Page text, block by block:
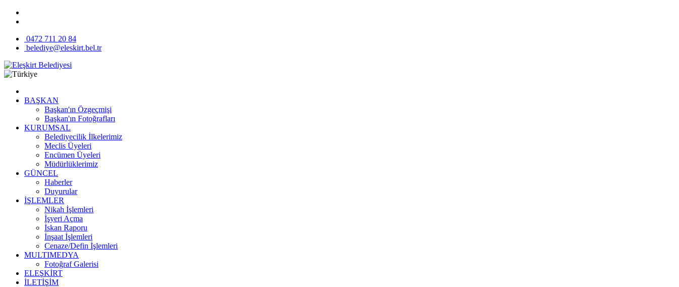
0472 711 20 84
belediye@eleskirt.bel.tr
BAŞKAN
Başkan'ın Özgeçmişi
Başkan'ın Fotoğrafları
KURUMSAL
Belediyecilik İlkelerimiz
Meclis Üyeleri
Encümen Üyeleri
Müdürlüklerimiz
GÜNCEL
Haberler
Duyurular
İŞLEMLER
Nikah İşlemleri
İşyeri Açma
İskan Raporu
İnşaat İşlemleri
Cenaze/Defin İşlemleri
MULTIMEDYA
Fotoğraf Galerisi
ELEŞKİRT
İLETİŞİM